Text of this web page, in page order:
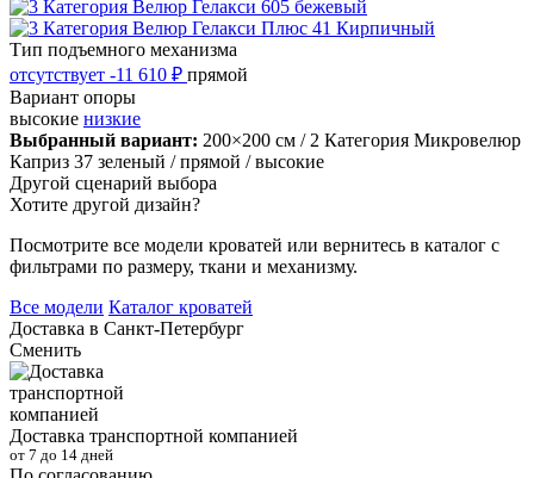
Тип подъемного механизма
отсутствует -11 610 ₽ прямой
Вариант опоры
высокие низкие
Выбранный вариант: 200×200 см / 2 Категория Микровелюр
Каприз 37 зеленый / прямой / высокие
Другой сценарий выбора
Хотите другой дизайн?
Посмотрите все модели кроватей или вернитесь в каталог с
фильтрами по размеру, ткани и механизму.
Все модели Каталог кроватей
Доставка в Санкт-Петербург
Сменить
Доставка транспортной компанией
от 7 до 14 дней